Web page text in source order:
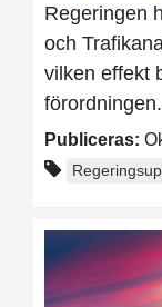
Regeringen
och
vilken effekt
Publiceras: